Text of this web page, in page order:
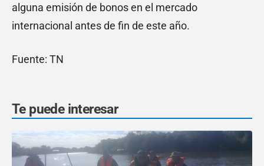
alguna emisión de bonos en el mercado
internacional antes de fin de este año.
Fuente: TN
Te puede interesar